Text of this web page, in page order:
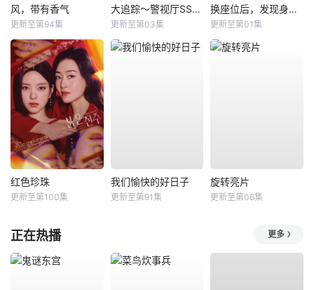
风，带有香气
更新至第94集
大追踪〜警视厅SSBC强行犯系〜第二季
更新至第03集
换座位后，发现身后的男生好像喜欢我
更新至第01集
红色珍珠
更新至第100集
我们愉快的好日子
更新至第91集
旋转亮片
更新至第06集
正在热播 更多